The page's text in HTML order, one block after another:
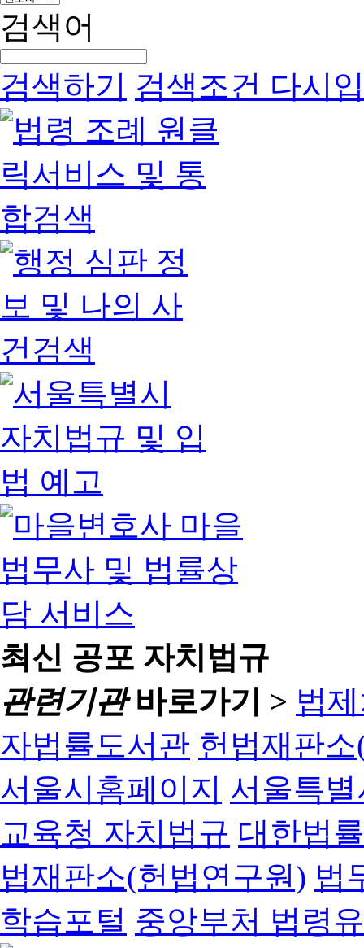
검색어
검색하기 검색조건 다시
최신 공포 자치법규
관련기관바로가기 > 법
자법률도서관 헌법재판
서울시홈페이지 서울특
교육청 자치법규 대한법
법재판소(헌법연구원) 법
학습포털 중앙부처 법령